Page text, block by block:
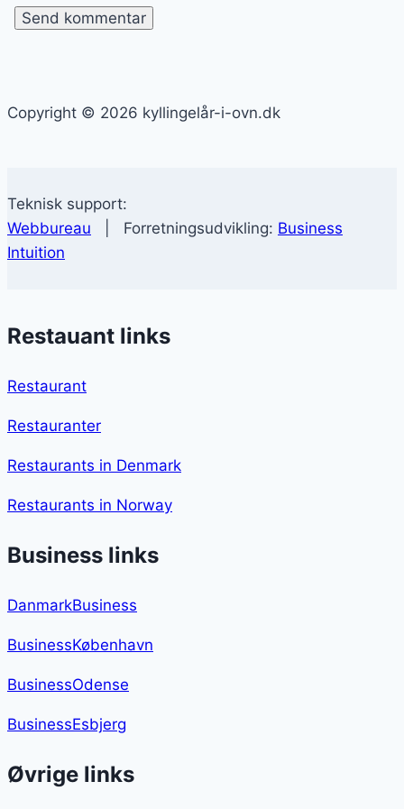
Copyright © 2026 kyllingelår-i-ovn.dk
Teknisk support:
Webbureau | Forretningsudvikling: Business
Intuition
Restauant links
Restaurant
Restauranter
Restaurants in Denmark
Restaurants in Norway
Business links
DanmarkBusiness
BusinessKøbenhavn
BusinessOdense
BusinessEsbjerg
Øvrige links